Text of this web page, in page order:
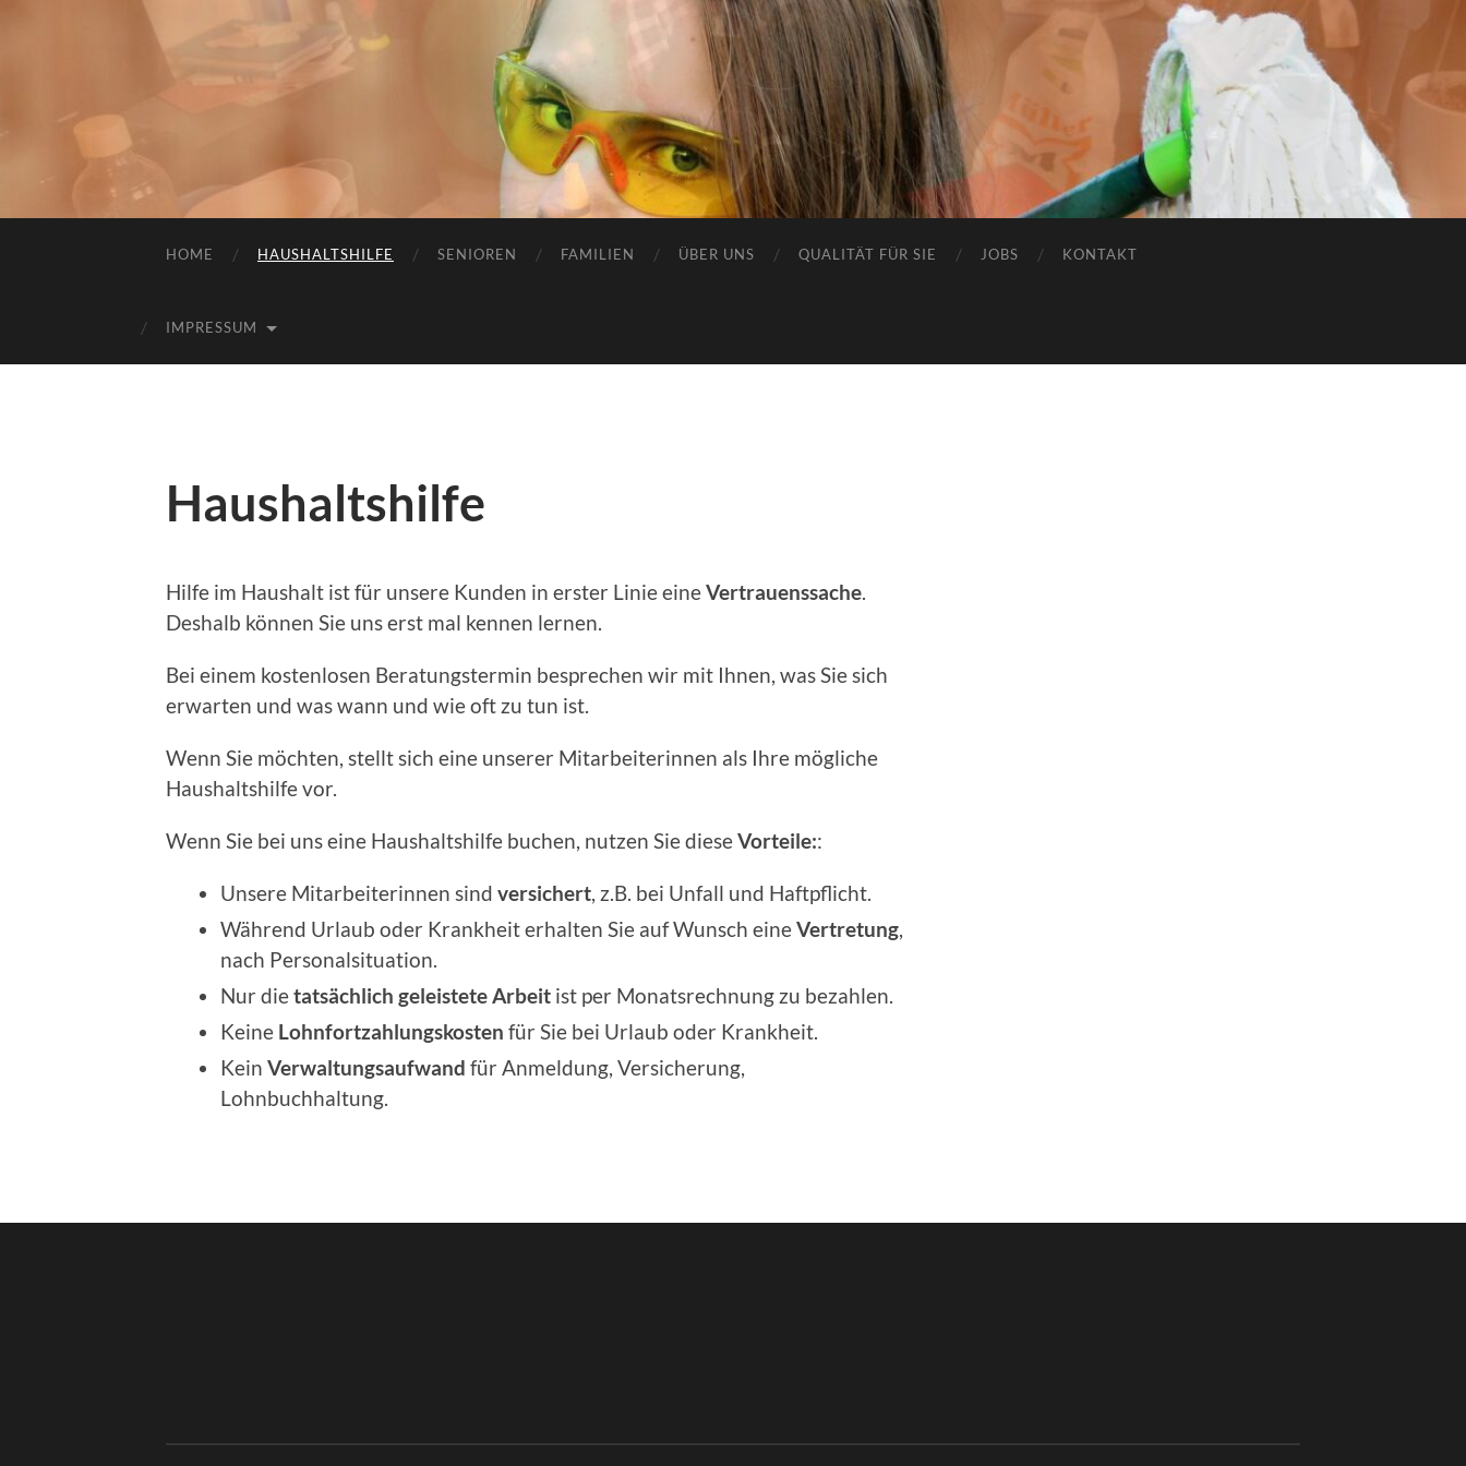
HOME HAUSHALTSHILFE SENIOREN FAMILIEN ÜBER UNS QUALITÄT FÜR SIE JOBS KONTAKT
IMPRESSUM
Haushaltshilfe
Hilfe im Haushalt ist für unsere Kunden in erster Linie eineVertrauenssache
Deshalb können Sie uns erst mal kennen lernen.
Bei einem kostenlosen Beratungstermin besprechen wir mit Ihnen, was Sie sich
erwarten und was wann und wie oft zu tun ist.
Wenn Sie möchten, stellt sich eine unserer Mitarbeiterinnen als Ihre mögliche
Haushaltshilfe vor.
Wenn Sie bei uns eine Haushaltshilfe buchen, nutzen Sie dieseVorteile::
Unsere Mitarbeiterinnen sind versichert , z.B. bei Unfall und Haftpflicht.
Während Urlaub oder Krankheit erhalten Sie auf Wunsch eineVertretung
nach Personalsituation.
Nur dietatsächlich geleistete Arbeit ist per Monatsrechnung zu bezahlen.
Keine Lohnfortzahlungskosten für Sie bei Urlaub oder Krankheit.
Kein Verwaltungsaufwand für Anmeldung, Versicherung,
Lohnbuchhaltung.